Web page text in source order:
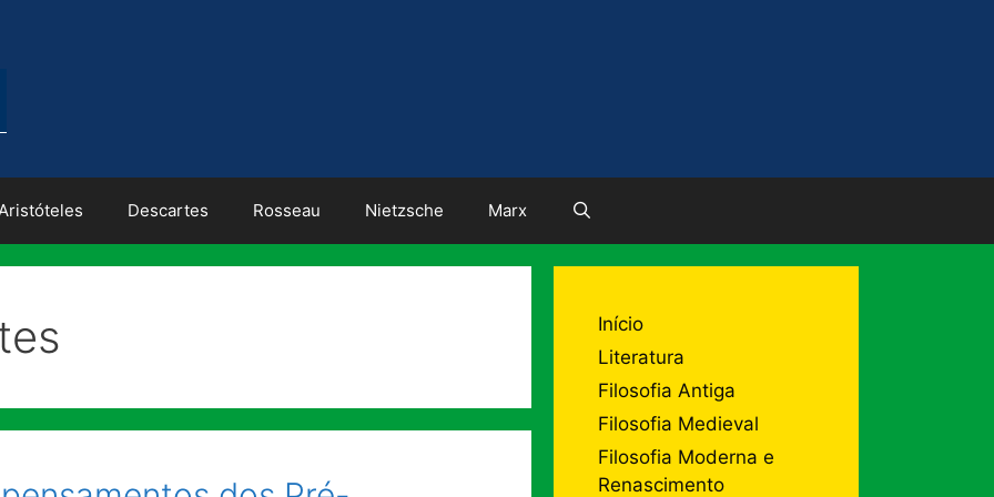
Descartes Rosseau Nietzsche Marx
Início
Literatura
Filosofia Antiga
Filosofia Medieval
Filosofia Moderna e
Renascimento